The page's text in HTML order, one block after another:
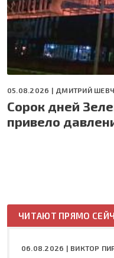
05.08.2026 | ДМИТРИЙ
Сорок дней
привело
ЧИТАЮТ ПРЯМО
06.08.2026 | ВИКТОР